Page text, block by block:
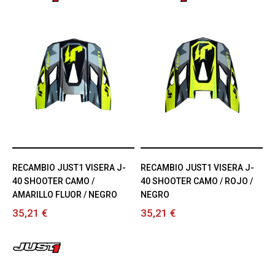
RECAMBIO JUST1 VISERA J-
40 SHOOTER CAMO /
AMARILLO FLUOR / NEGRO
35,21 €
RECAMBIO JUST1 VISERA J-
40 SHOOTER CAMO / ROJO /
NEGRO
35,21 €